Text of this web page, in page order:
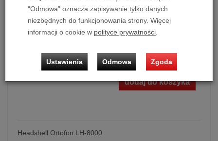
Historia ceny
999,00 zł/ szt.
dodaj do koszyka
Headshell Ortofon LH-8000
“Odmowa” oznacza zapisywanie tylko danych
niezbędnych do funkcjonowania strony. Więcej
informacji o cookie w polityce prywatności.
Ustawienia Odmowa Zgoda